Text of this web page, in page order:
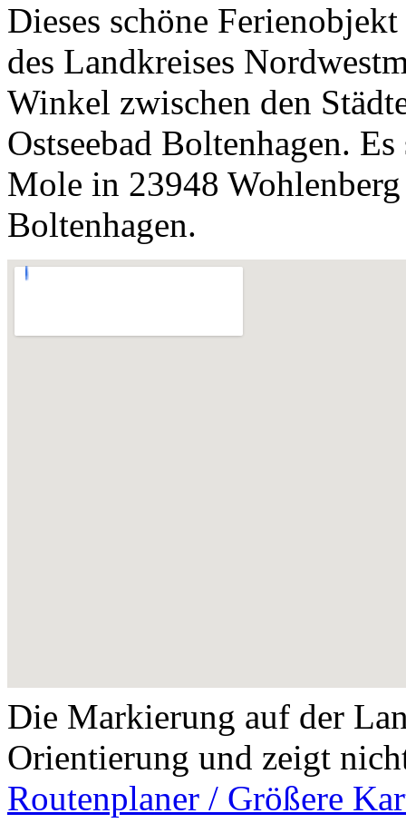
Dieses schöne
des Landkreises
Winkel zwischen den
Ostseebad Boltenhagen.
Mole in 23948
Boltenhagen.
Die Markierung auf der
Orientierung und zeigt
Routenplaner / Größere